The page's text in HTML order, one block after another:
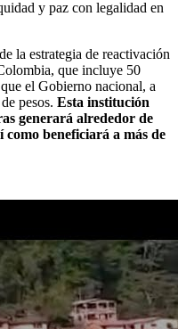
y paz con legalidad en
la estrategia de reactivación
que incluye 50
el Gobierno nacional, a
pesos. Esta institución
generará alrededor de
como beneficiará a más de